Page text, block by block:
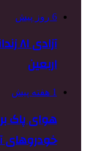
6 روز پیش
اربعین
1 هفته پیش
هوای پاک
خودروهای